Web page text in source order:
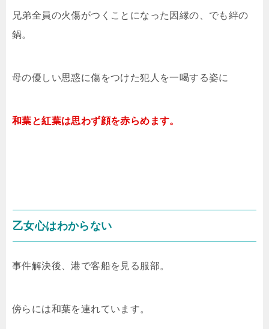
兄弟全員の火傷がつくことになった因縁の、でも絆の
鍋。
母の優しい思惑に傷をつけた犯人を一喝する姿に
和葉と紅葉は思わず顔を赤らめます。
乙女心はわからない
事件解決後、港で客船を見る服部。
傍らには和葉を連れています。